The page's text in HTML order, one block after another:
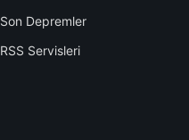
Son Depremler
RSS Servisleri